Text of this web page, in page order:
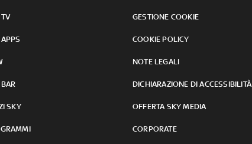
SKY
GESTIONE COOKIE
COOKIE POLICY
NOTE LEGALI
DICHIARAZIONE DI ACCESSIBILITÀ
OFFERTA SKY MEDIA
CORPORATE